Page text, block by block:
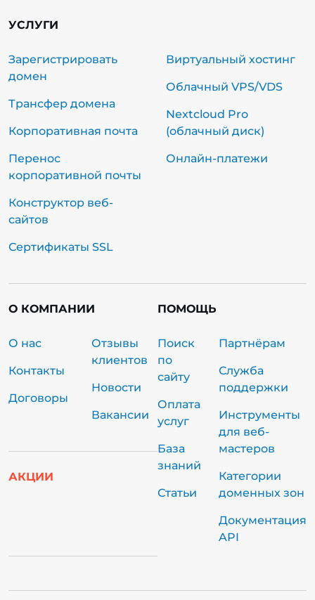
УСЛУГИ
Зарегистрировать
домен
Трансфер домена
Корпоративная почта
Перенос
корпоративной почты
Конструктор веб-
сайтов
Сертификаты SSL
Виртуальный хостинг
Облачный VPS/VDS
Nextcloud Pro
(облачный диск)
Онлайн-платежи
О КОМПАНИИ
О нас
Контакты
Договоры
Отзывы
клиентов
Новости
Вакансии
АКЦИИ
ПОМОЩЬ
Поиск
по
сайту
Оплата
услуг
База
знаний
Статьи
Партнёрам
Служба
поддержки
Инструменты
для веб-
мастеров
Категории
доменных зон
Документация
API